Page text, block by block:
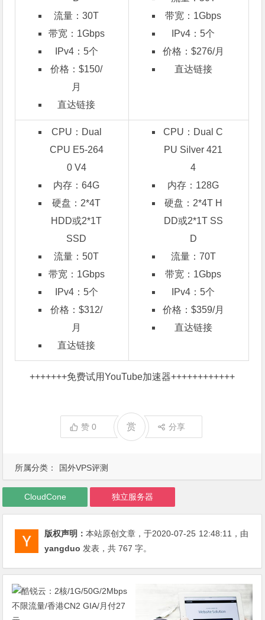
所属分类： 国外VPS评测
流量：30T
带宽：1Gbps
IPv4：5个
价格：$150/
月
直达链接
带宽：1Gbps
IPv4：5个
价格：$276/月
直达链接
CPU：Dual
CPU E5-264
0 V4
内存：64G
硬盘：2*4T
HDD或2*1T
SSD
流量：50T
带宽：1Gbps
IPv4：5个
价格：$312/
月
直达链接
CPU：Dual C
PU Silver 421
4
内存：128G
硬盘：2*4T H
DD或2*1T SS
D
流量：70T
带宽：1Gbps
IPv4：5个
价格：$359/月
直达链接
+++++++免费试用YouTube加速器++++++++++++
赞0 赏 分享
CloudCone 独立服务器
版权声明：本站原创文章，于2020-07-25 12:48:11 ，由
yangduo 发表，共 767 字。